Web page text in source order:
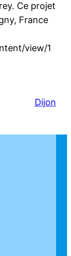
Ce projet
France
view/1
Dijon